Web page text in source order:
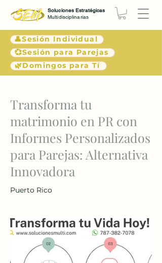
👤Sesión Individual
💞Sesión para Parejas
🌿Domingos para Tí
Soluciones Estratégicas
Multidisciplinarias
< Atrás
Transforma tu
matrimonio en PR con
Informes Personalizados
para Parejas: Alternativa
Innovadora
Puerto Rico